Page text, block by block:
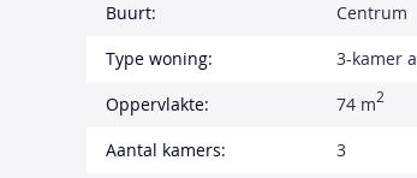
Buurt:
Centrum
Type woning:
3-kamer
Oppervlakte:
74 m2
Aantal kamers:
3